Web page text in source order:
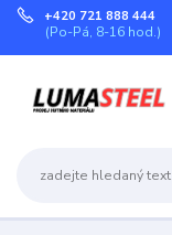
+420 721 888 444
(Po-Pá, 8-16 hod.)